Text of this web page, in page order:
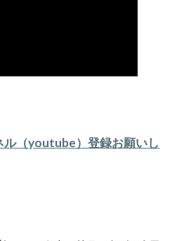
ル（youtube）登録お願いし